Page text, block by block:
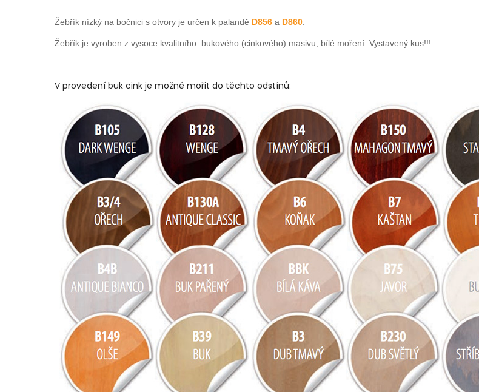
Žebřík nízký na bočnici s otvory je určen k palandě D856 a D860.
Žebřík je vyroben z vysoce kvalitního bukového (cinkového) masivu, bílé moření. Vystavený kus!!!
V provedení buk cink je možné mořit do těchto odstínů: